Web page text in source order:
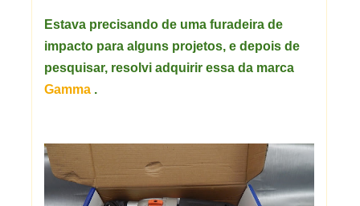
Estava precisando de uma furadeira de
impacto para alguns projetos, e depois de
pesquisar, resolvi adquirir essa da marca
Gamma .